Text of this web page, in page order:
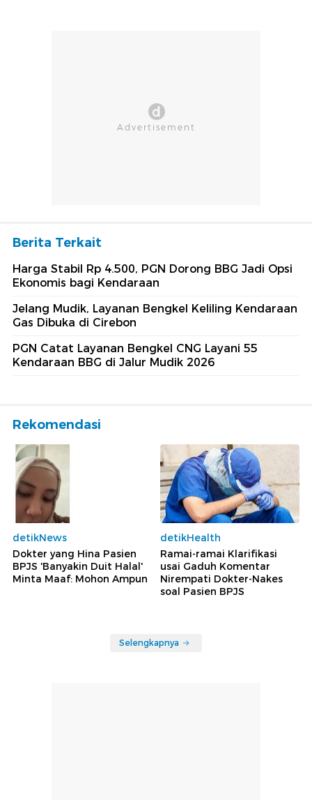
Berita Terkait
Harga Stabil Rp 4.500, PGN Dorong BBG Jadi Opsi
Ekonomis bagi Kendaraan
Jelang Mudik, Layanan Bengkel Keliling Kendaraan
Gas Dibuka di Cirebon
PGN Catat Layanan Bengkel CNG Layani 55
Kendaraan BBG di Jalur Mudik 2026
Rekomendasi
detikNews
Dokter yang Hina Pasien
BPJS 'Banyakin Duit Halal'
Minta Maaf: Mohon Ampun
detikHealth
Ramai-ramai Klarifikasi
usai Gaduh Komentar
Nirempati Dokter-Nakes
soal Pasien BPJS
Selengkapnya